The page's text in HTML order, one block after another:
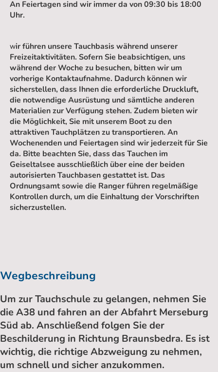
An Feiertagen sind wir immer da von 09:30 bis 18:00
Uhr.
Wir führen unsere Tauchbasis während unserer
Freizeitaktivitäten. Sofern Sie beabsichtigen, uns
während der Woche zu besuchen, bitten wir um
vorherige Kontaktaufnahme. Dadurch können wir
sicherstellen, dass Ihnen die erforderliche Druckluft,
die notwendige Ausrüstung und sämtliche anderen
Materialien zur Verfügung stehen. Zudem bieten wir
die Möglichkeit, Sie mit unserem Boot zu den
attraktiven Tauchplätzen zu transportieren. An
Wochenenden und Feiertagen sind wir jederzeit für Sie
da. Bitte beachten Sie, dass das Tauchen im
Geiseltalsee ausschließlich über eine der beiden
autorisierten Tauchbasen gestattet ist. Das
Ordnungsamt sowie die Ranger führen regelmäßige
Kontrollen durch, um die Einhaltung der Vorschriften
sicherzustellen.
Wegbeschreibung
Um zur Tauchschule zu gelangen, nehmen Sie
die A38 und fahren an der Abfahrt Merseburg
Süd ab. Anschließend folgen Sie der
Beschilderung in Richtung Braunsbedra. Es ist
wichtig, die richtige Abzweigung zu nehmen,
um schnell und sicher anzukommen.